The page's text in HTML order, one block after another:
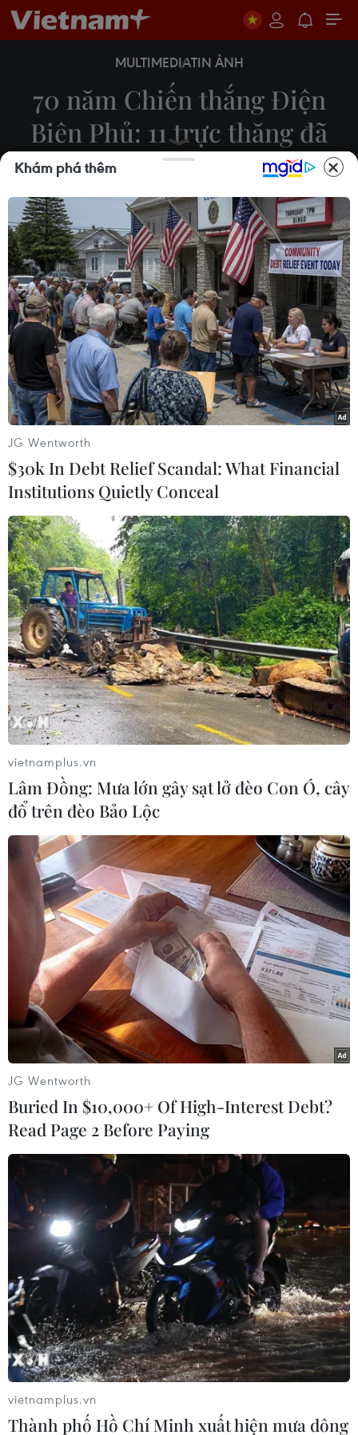
MULTIMEDIATIN ẢNH
70 năm Chiến thắng Điện
Biên Phủ: 11 trực thăng đã
tới sân bay Điện Biên
19/04/2024 09:26
Sáng 19/4, 11 chiếc trực thăng của Không quân
Việt Nam đã có mặt tại sân bay Điện Biên để
chuẩn bị tham gia diễu binh, diễu hành trong Lễ kỷ
niệm 70 năm Chiến thắng Điện Biên Phủ.
Trực thăng của Không quân Việt Nam trên bầu trời Điện Biên.
(Ảnh: Xuân Tư/TTXVN)
Trực thăng hạ cánh trên đường băng của Sân bay Điện Biên.
(Ảnh: Xuân Tư/TTXVN)
Trực thăng của Không quân Việt Nam hạ cánh tại Sân bay Điện
Trực thăng của Không quân Việt Nam hạ cánh tại Sân bay Điện
Biên. (Ảnh: Xuân Tư/TTXVN)
Khám phá thêm
JG Wentworth
$30k In Debt Relief Scandal: What Financial
Institutions Quietly Conceal
vietnamplus.vn
Lâm Đồng: Mưa lớn gây sạt lở đèo Con Ó, cây
đổ trên đèo Bảo Lộc
JG Wentworth
Buried In $10,000+ Of High-Interest Debt?
Read Page 2 Before Paying
vietnamplus.vn
Thành phố Hồ Chí Minh xuất hiện mưa dông